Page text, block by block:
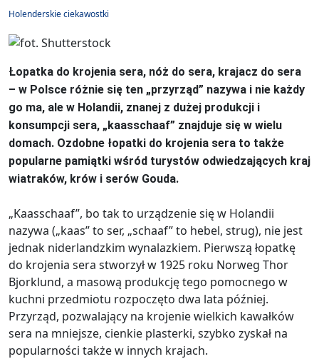
Holenderskie ciekawostki
Łopatka do krojenia sera, nóż do sera, krajacz do sera
– w Polsce różnie się ten „przyrząd” nazywa i nie każdy
go ma, ale w Holandii, znanej z dużej produkcji i
konsumpcji sera, „kaasschaaf” znajduje się w wielu
domach. Ozdobne łopatki do krojenia sera to także
popularne pamiątki wśród turystów odwiedzających kraj
wiatraków, krów i serów Gouda.
„Kaasschaaf”, bo tak to urządzenie się w Holandii
nazywa („kaas” to ser, „schaaf” to hebel, strug), nie jest
jednak niderlandzkim wynalazkiem. Pierwszą łopatkę
do krojenia sera stworzył w 1925 roku Norweg Thor
Bjorklund, a masową produkcję tego pomocnego w
kuchni przedmiotu rozpoczęto dwa lata później.
Przyrząd, pozwalający na krojenie wielkich kawałków
sera na mniejsze, cienkie plasterki, szybko zyskał na
popularności także w innych krajach.